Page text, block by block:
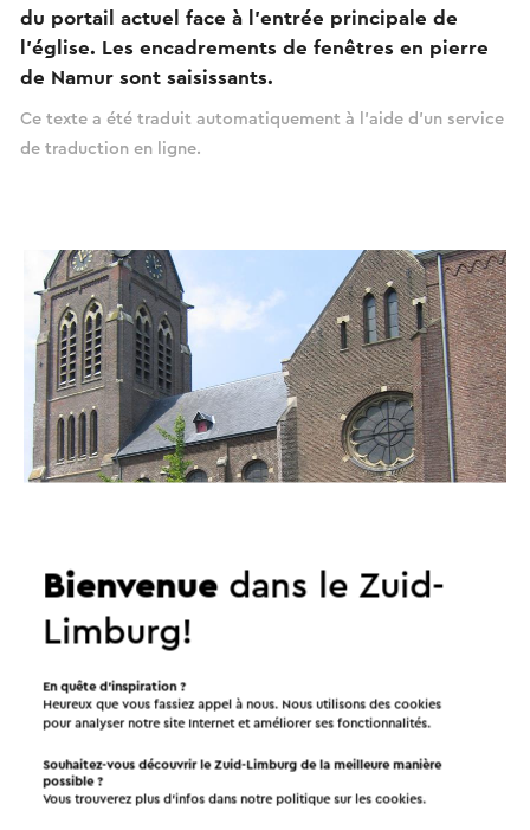
du portail actuel face à l'entrée principale de
l'église. Les encadrements de fenêtres en pierre
de Namur sont saisissants.
Ce texte a été traduit automatiquement à l'aide d'un service
de traduction en ligne.
Bienvenuedans le Zuid-
Limburg!
En quête d’inspiration ?
Heureux que vous fassiez appel à nous. Nous utilisons des cookies
pour analyser notre site Internet et améliorer ses fonctionnalités.
Souhaitez-vous découvrir le Zuid-Limburg de la meilleure manière
possible ?
Vous trouverez plus d’infos dans notre politique sur lescookies.